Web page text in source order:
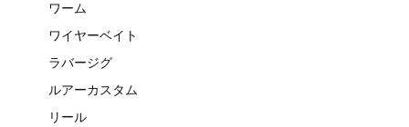
ワーム
ワイヤーベイト
ラバージグ
ルアーカスタム
リール